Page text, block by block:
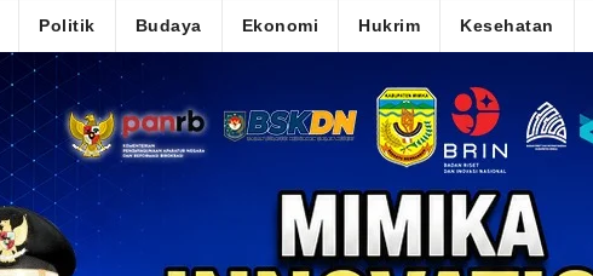
Politik Budaya Ekonomi Hukrim Kesehatan